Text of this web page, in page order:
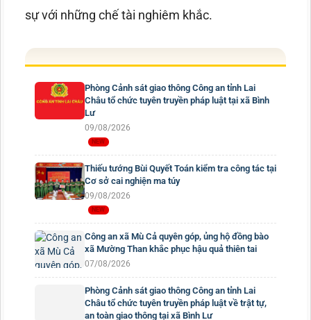
sự với những chế tài nghiêm khắc.
Phòng Cảnh sát giao thông Công an tỉnh Lai
Châu tổ chức tuyên truyền pháp luật tại xã Bình
Lư
09/08/2026
Thiếu tướng Bùi Quyết Toán kiểm tra công tác tại
Cơ sở cai nghiện ma túy
09/08/2026
Công an xã Mù Cả quyên góp, ủng hộ đồng bào
xã Mường Than khắc phục hậu quả thiên tai
07/08/2026
Phòng Cảnh sát giao thông Công an tỉnh Lai
Châu tổ chức tuyên truyền pháp luật về trật tự,
an toàn giao thông tại xã Bình Lư